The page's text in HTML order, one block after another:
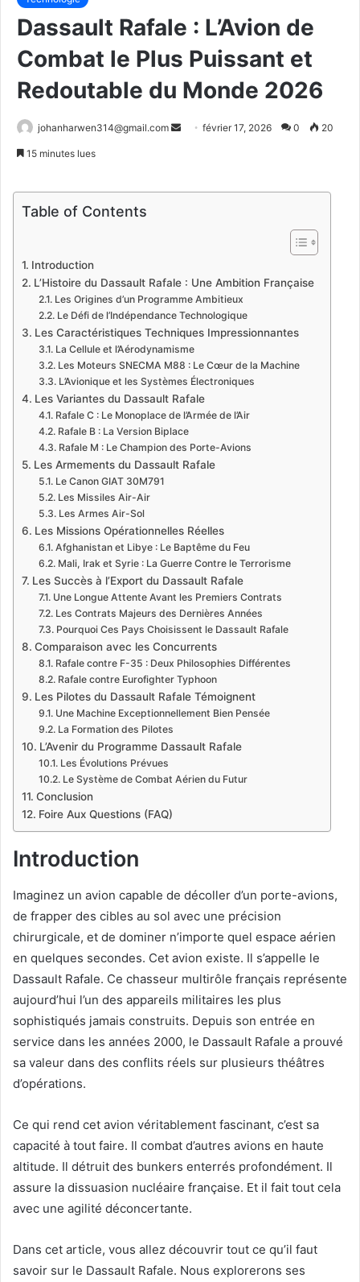
Dassault Rafale : L’Avion de
Combat le Plus Puissant et
Redoutable du Monde 2026
johanharwen314@gmail.com
Envoyerfévrier 17, 2026 0 20
15 minutes lues
Table of Contents
Introduction
L’Histoire du Dassault Rafale : Une Ambition Française
Les Origines d’un Programme Ambitieux
Le Défi de l’Indépendance Technologique
Les Caractéristiques Techniques Impressionnantes
La Cellule et l’Aérodynamisme
Les Moteurs SNECMA M88 : Le Cœur de la Machine
L’Avionique et les Systèmes Électroniques
Les Variantes du Dassault Rafale
Rafale C : Le Monoplace de l’Armée de l’Air
Rafale B : La Version Biplace
Rafale M : Le Champion des Porte-Avions
Les Armements du Dassault Rafale
Le Canon GIAT 30M791
Les Missiles Air-Air
Les Armes Air-Sol
Les Missions Opérationnelles Réelles
Afghanistan et Libye : Le Baptême du Feu
Mali, Irak et Syrie : La Guerre Contre le Terrorisme
Les Succès à l’Export du Dassault Rafale
Une Longue Attente Avant les Premiers Contrats
Les Contrats Majeurs des Dernières Années
Pourquoi Ces Pays Choisissent le Dassault Rafale
Comparaison avec les Concurrents
Rafale contre F-35 : Deux Philosophies Différentes
Rafale contre Eurofighter Typhoon
Les Pilotes du Dassault Rafale Témoignent
Une Machine Exceptionnellement Bien Pensée
La Formation des Pilotes
L’Avenir du Programme Dassault Rafale
Les Évolutions Prévues
Le Système de Combat Aérien du Futur
Conclusion
Foire Aux Questions (FAQ)
Introduction
Imaginez un avion capable de décoller d’un porte-avions,
de frapper des cibles au sol avec une précision
chirurgicale, et de dominer n’importe quel espace aérien
en quelques secondes. Cet avion existe. Il s’appelle le
Dassault Rafale. Ce chasseur multirôle français représente
aujourd’hui l’un des appareils militaires les plus
sophistiqués jamais construits. Depuis son entrée en
service dans les années 2000, le Dassault Rafale a prouvé
sa valeur dans des conflits réels sur plusieurs théâtres
d’opérations.
Ce qui rend cet avion véritablement fascinant, c’est sa
capacité à tout faire. Il combat d’autres avions en haute
altitude. Il détruit des bunkers enterrés profondément. Il
assure la dissuasion nucléaire française. Et il fait tout cela
avec une agilité déconcertante.
Dans cet article, vous allez découvrir tout ce qu’il faut
savoir sur le Dassault Rafale. Nous explorerons ses